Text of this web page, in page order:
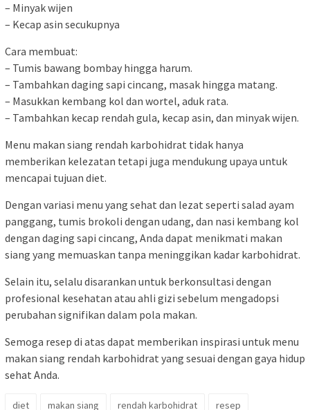
– Minyak wijen
– Kecap asin secukupnya
Cara membuat:
– Tumis bawang bombay hingga harum.
– Tambahkan daging sapi cincang, masak hingga matang.
– Masukkan kembang kol dan wortel, aduk rata.
– Tambahkan kecap rendah gula, kecap asin, dan minyak wijen.
Menu makan siang rendah karbohidrat tidak hanya
memberikan kelezatan tetapi juga mendukung upaya untuk
mencapai tujuan diet.
Dengan variasi menu yang sehat dan lezat seperti salad ayam
panggang, tumis brokoli dengan udang, dan nasi kembang kol
dengan daging sapi cincang, Anda dapat menikmati makan
siang yang memuaskan tanpa meninggikan kadar karbohidrat.
Selain itu, selalu disarankan untuk berkonsultasi dengan
profesional kesehatan atau ahli gizi sebelum mengadopsi
perubahan signifikan dalam pola makan.
Semoga resep di atas dapat memberikan inspirasi untuk menu
makan siang rendah karbohidrat yang sesuai dengan gaya hidup
sehat Anda.
diet makan siang rendah karbohidrat resep